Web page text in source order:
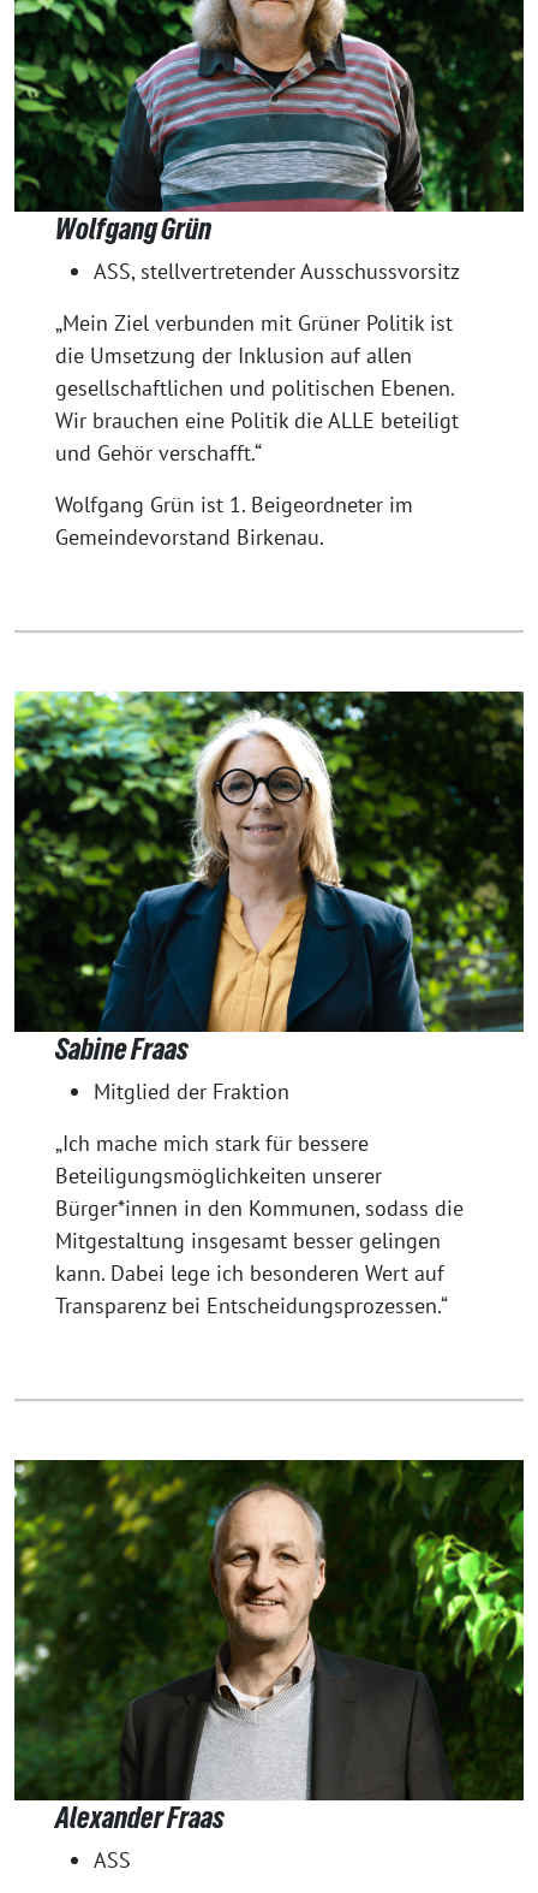
Wolfgang Grün
ASS, stellvertretender Ausschussvorsitz
„Mein Ziel verbunden mit Grüner Politik ist
die Umsetzung der Inklusion auf allen
gesellschaftlichen und politischen Ebenen.
Wir brauchen eine Politik die ALLE beteiligt
und Gehör verschafft.“
Wolfgang Grün ist 1. Beigeordneter im
Gemeindevorstand Birkenau.
Sabine Fraas
Mitglied der Fraktion
„Ich mache mich stark für bessere
Beteiligungsmöglichkeiten unserer
Bürger*innen in den Kommunen, sodass die
Mitgestaltung insgesamt besser gelingen
kann. Dabei lege ich besonderen Wert auf
Transparenz bei Entscheidungsprozessen.“
Alexander Fraas
ASS